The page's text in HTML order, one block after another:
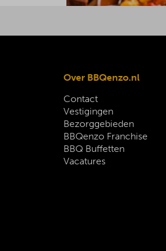
Over BBQenzo.nl
Contact
Vestigingen
Bezorggebieden
BBQenzo Franchise
BBQ Buffetten
Vacatures